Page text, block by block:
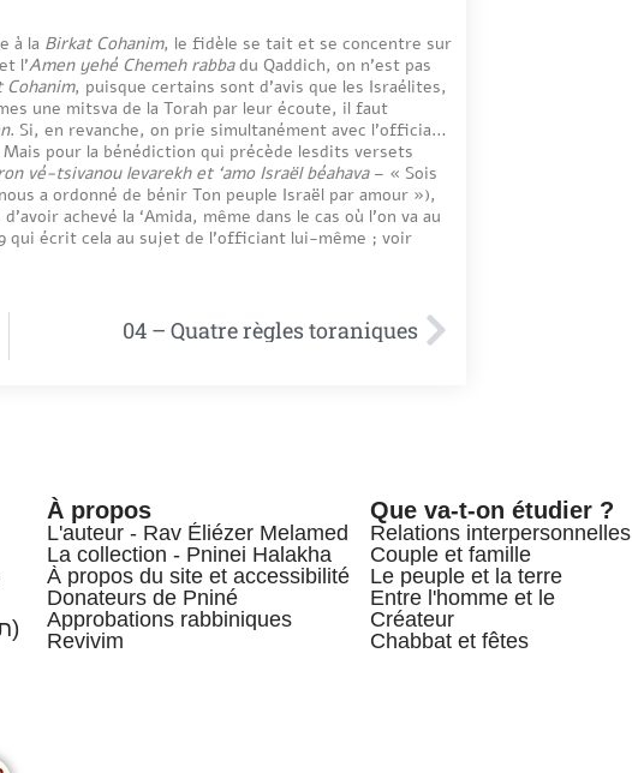
à la Birkat Cohanim, le fidèle se tait et se concentre sur
l’Amen yehé Chemeh rabbadu Qaddich, on n’est pas
Cohanim, puisque certains sont d’avis que les Israélites,
une mitsva de la Torah par leur écoute, il faut
. Si, en revanche, on prie simultanément avec l’officiant,
Mais pour la bénédiction qui précède lesdits versets
vé-tsivanou levarekh et ‘amo Israël béahava– « Sois
a ordonné de bénir Ton peuple Israël par amour »),
achevé la ‘Amida, même dans le cas où l’on va au
qui écrit cela au sujet de l’officiant lui-même ; voir
04 – Quatre règles toraniques
© Tous droits réservés, 5786 (תשפ »ו)
À propos
L'auteur - Rav Éliézer Melamed
La collection - Pninei Halakha
À propos du site et accessibilité
Donateurs de Pniné
Approbations rabbiniques
Revivim
Que va-t-on étudier ?
Relations interpersonnelles
Couple et famille
Le peuple et la terre
Entre l'homme et le
Créateur
Chabbat et fêtes